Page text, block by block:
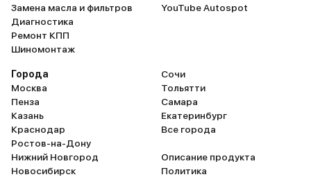
Замена масла и фильтров
Диагностика
Ремонт КПП
Шиномонтаж
YouTube Autospot
Города
Москва
Пенза
Казань
Краснодар
Ростов-на-Дону
Нижний Новгород
Новосибирск
Сочи
Тольятти
Самара
Екатеринбург
Все города
Описание продукта
Политика